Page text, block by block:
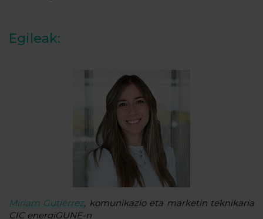
Egileak:
Miriam Gutiérrez, komunikazio eta marketin teknikaria
CIC energiGUNE-n